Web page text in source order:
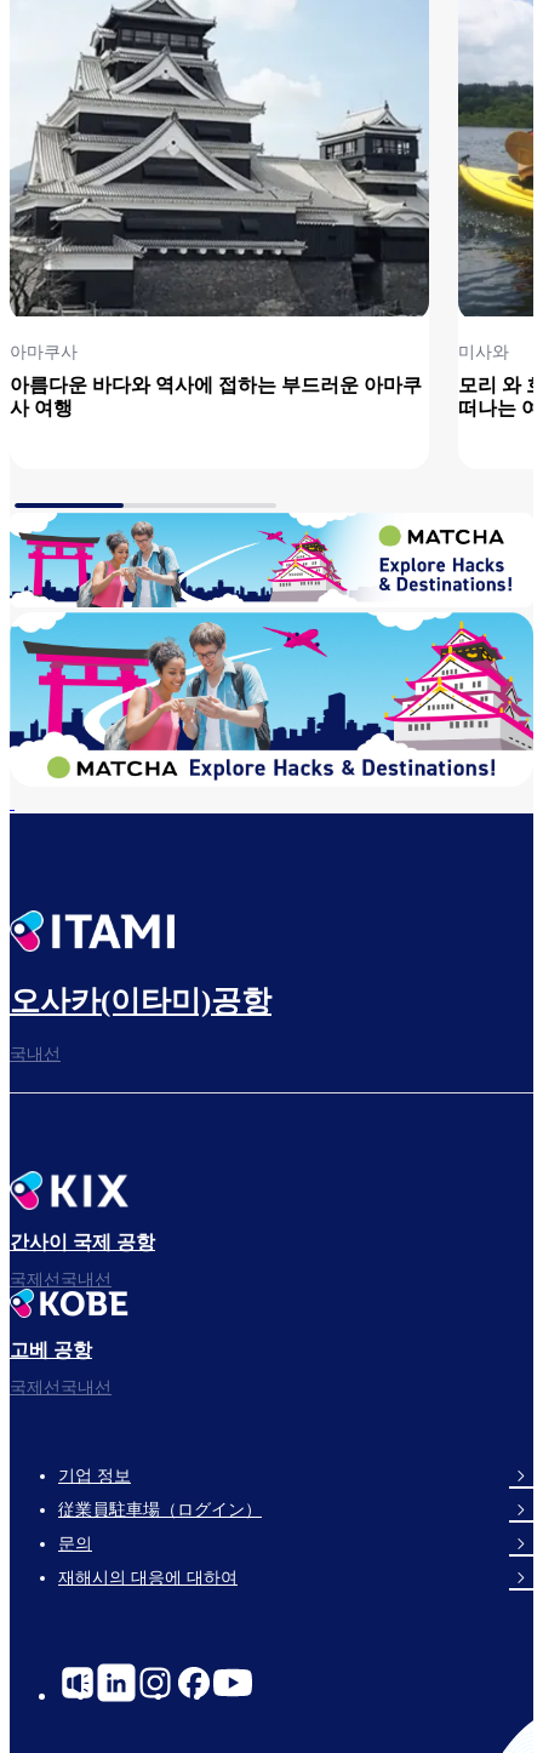
아마쿠사
아름다운 바다와 역사에 접하는 부드러운 아마쿠
사 여행
미사와
모리 와
떠나는
오사카(이타미)공항
국내선
간사이 국제 공항
국제선국내선
고베 공항
국제선국내선
Footer
Links
기업 정보
従業員駐車場（ログイン）
문의
재해시의 대응에 대하여
Social